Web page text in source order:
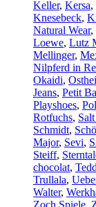
Keller, Kersa,
Knesebeck,
Natural Wear,
Loewe, Lutz
Mellinger,
Nilpferd in
Okaidi,
Jeans, Petit
Playshoes,
Rotfuchs,
Schmidt,
Major, Sevi,
Steiff,
chocolat,
Trullala,
Walter,